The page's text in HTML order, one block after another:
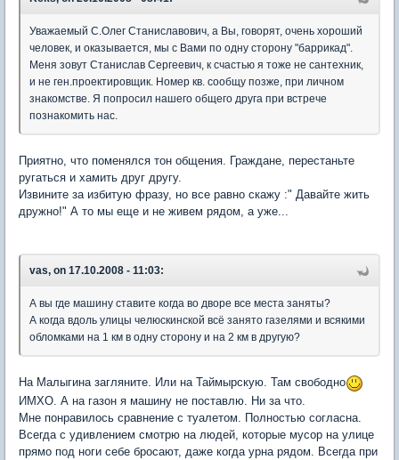
Уважаемый С.Олег Станиславович, а Вы, говорят, очень хороший
человек, и оказывается, мы с Вами по одну сторону "баррикад".
Меня зовут Станислав Сергеевич, к счастью я тоже не сантехник,
и не ген.проектировщик. Номер кв. сообщу позже, при личном
знакомстве. Я попросил нашего общего друга при встрече
познакомить нас.
Приятно, что поменялся тон общения. Граждане, перестаньте
ругаться и хамить друг другу.
Извините за избитую фразу, но все равно скажу :" Давайте жить
дружно!" А то мы еще и не живем рядом, а уже...
vas, on 17.10.2008 - 11:03:
А вы где машину ставите когда во дворе все места заняты?
А когда вдоль улицы челюскинской всё занято газелями и всякими
обломками на 1 км в одну сторону и на 2 км в другую?
На Малыгина загляните. Или на Таймырскую. Там свободно
ИМХО. А на газон я машину не поставлю. Ни за что.
Мне понравилось сравнение с туалетом. Полностью согласна.
Всегда с удивлением смотрю на людей, которые мусор на улице
прямо под ноги себе бросают, даже когда урна рядом. Всегда при